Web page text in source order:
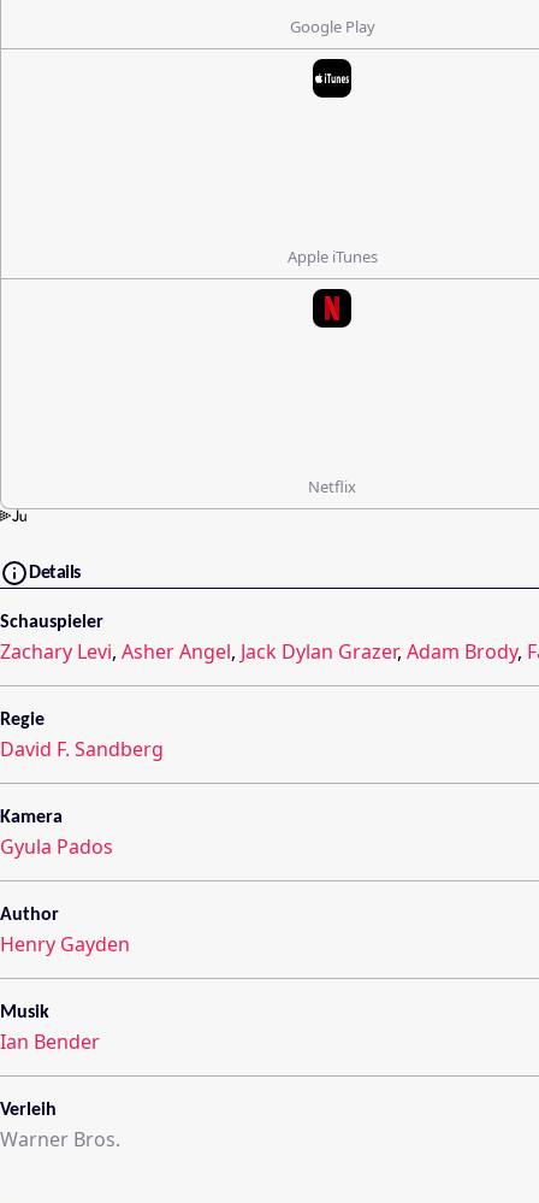
Google Play
Apple iTunes
Netflix
Details
Schauspieler
Zachary Levi, Asher Angel, Jack Dylan Grazer, Adam Brody,
Regie
David F. Sandberg
Kamera
Gyula Pados
Author
Henry Gayden
Musik
Ian Bender
Verleih
Warner Bros.